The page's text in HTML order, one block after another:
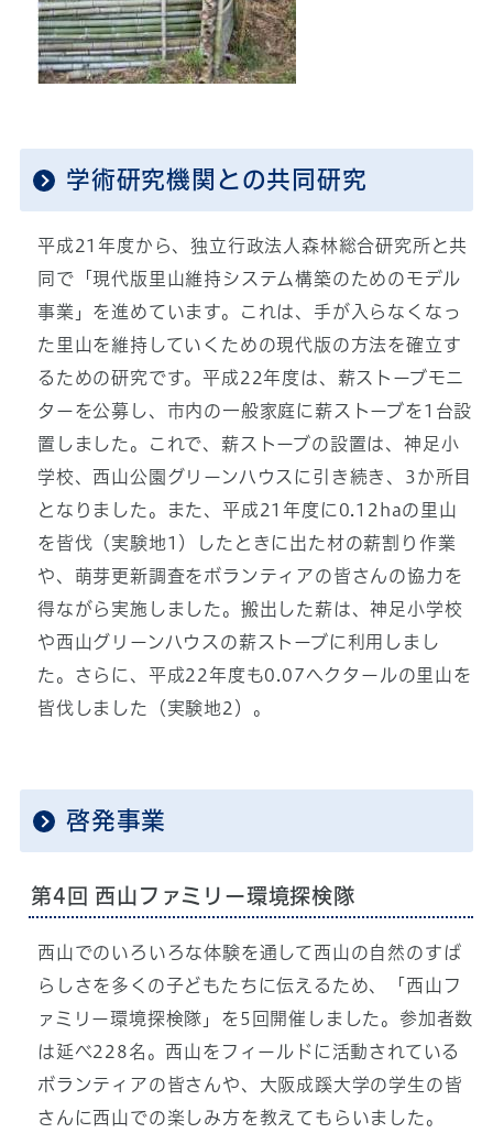
学術研究機関との共同研究
平成21年度から、独立行政法人森林総合研究所と共
同で「現代版里山維持システム構築のためのモデル
事業」を進めています。これは、手が入らなくなっ
た里山を維持していくための現代版の方法を確立す
るための研究です。平成22年度は、薪ストーブモニ
ターを公募し、市内の一般家庭に薪ストーブを1台設
置しました。これで、薪ストーブの設置は、神足小
学校、西山公園グリーンハウスに引き続き、3か所目
となりました。また、平成21年度に0.12haの里山
を皆伐（実験地1）したときに出た材の薪割り作業
や、萌芽更新調査をボランティアの皆さんの協力を
得ながら実施しました。搬出した薪は、神足小学校
や西山グリーンハウスの薪ストーブに利用しまし
た。さらに、平成22年度も0.07ヘクタールの里山を
皆伐しました（実験地2）。
啓発事業
第4回 西山ファミリー環境探検隊
西山でのいろいろな体験を通して西山の自然のすば
らしさを多くの子どもたちに伝えるため、「西山フ
ァミリー環境探検隊」を5回開催しました。参加者数
は延べ228名。西山をフィールドに活動されている
ボランティアの皆さんや、大阪成蹊大学の学生の皆
さんに西山での楽しみ方を教えてもらいました。